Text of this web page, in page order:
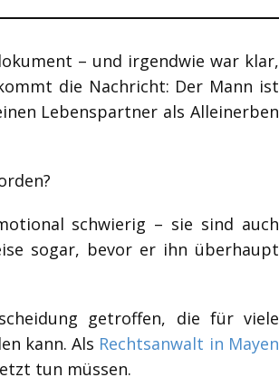
– und irgendwie war klar,
die Nachricht: Der Mann ist
Lebenspartner als Alleinerben
schwierig – sie sind auch
sogar, bevor er ihn überhaupt
getroffen, die für viele
kann. Als Rechtsanwalt in Mayen
tun müssen.